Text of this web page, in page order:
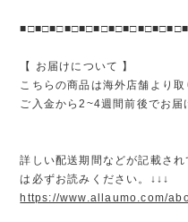
【 お届けについて 】
こちらの商品は海外店舗より
ご入金から2~4週間前後でお届
詳しい配送期間などが記載さ
は必ずお読みください。↓↓↓
https://www.allaumo.com/